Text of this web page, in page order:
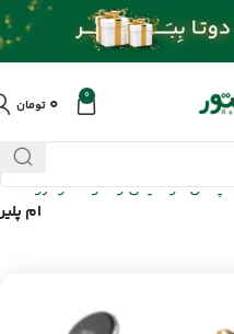
0 ۰ تومان
پخش موسیقی و صوت خودرو/اف
ام پلیر